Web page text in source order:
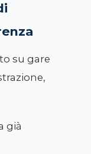
su gare
già